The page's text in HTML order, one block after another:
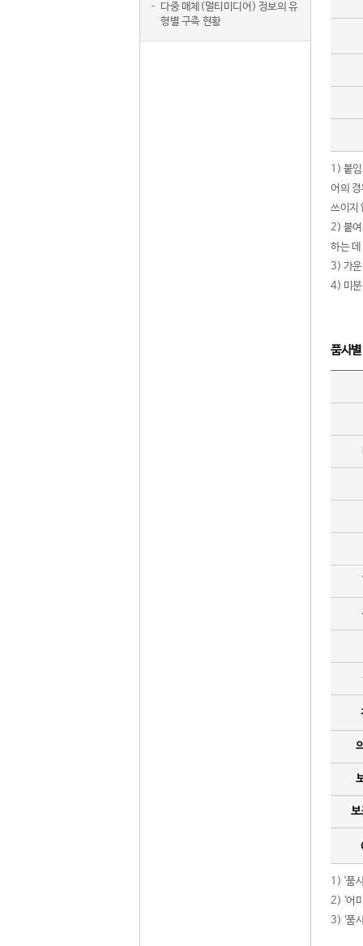
다중 매체(멀티미디어) 정보의 유
형별 구축 현황
1) 붙
어의
쓰이지
2) 붙여
하는
3) 가운
4) 미분
품사
보
1) '품
2) ‘어
3) ‘품